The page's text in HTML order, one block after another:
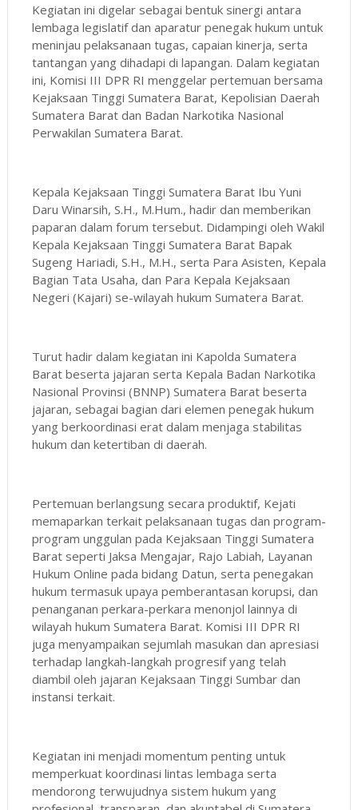
Kegiatan ini digelar sebagai bentuk sinergi antara
lembaga legislatif dan aparatur penegak hukum untuk
meninjau pelaksanaan tugas, capaian kinerja, serta
tantangan yang dihadapi di lapangan. Dalam kegiatan
ini, Komisi III DPR RI menggelar pertemuan bersama
Kejaksaan Tinggi Sumatera Barat, Kepolisian Daerah
Sumatera Barat dan Badan Narkotika Nasional
Perwakilan Sumatera Barat.
Kepala Kejaksaan Tinggi Sumatera Barat Ibu Yuni
Daru Winarsih, S.H., M.Hum., hadir dan memberikan
paparan dalam forum tersebut. Didampingi oleh Wakil
Kepala Kejaksaan Tinggi Sumatera Barat Bapak
Sugeng Hariadi, S.H., M.H., serta Para Asisten, Kepala
Bagian Tata Usaha, dan Para Kepala Kejaksaan
Negeri (Kajari) se-wilayah hukum Sumatera Barat.
Turut hadir dalam kegiatan ini Kapolda Sumatera
Barat beserta jajaran serta Kepala Badan Narkotika
Nasional Provinsi (BNNP) Sumatera Barat beserta
jajaran, sebagai bagian dari elemen penegak hukum
yang berkoordinasi erat dalam menjaga stabilitas
hukum dan ketertiban di daerah.
Pertemuan berlangsung secara produktif, Kejati
memaparkan terkait pelaksanaan tugas dan program-
program unggulan pada Kejaksaan Tinggi Sumatera
Barat seperti Jaksa Mengajar, Rajo Labiah, Layanan
Hukum Online pada bidang Datun, serta penegakan
hukum termasuk upaya pemberantasan korupsi, dan
penanganan perkara-perkara menonjol lainnya di
wilayah hukum Sumatera Barat. Komisi III DPR RI
juga menyampaikan sejumlah masukan dan apresiasi
terhadap langkah-langkah progresif yang telah
diambil oleh jajaran Kejaksaan Tinggi Sumbar dan
instansi terkait.
Kegiatan ini menjadi momentum penting untuk
memperkuat koordinasi lintas lembaga serta
mendorong terwujudnya sistem hukum yang